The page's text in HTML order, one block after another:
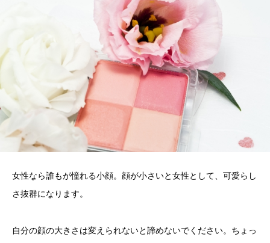
女性なら誰もが憧れる小顔。顔が小さいと女性として、可愛らし
さ抜群になります。
自分の顔の大きさは変えられないと諦めないでください。ちょっ